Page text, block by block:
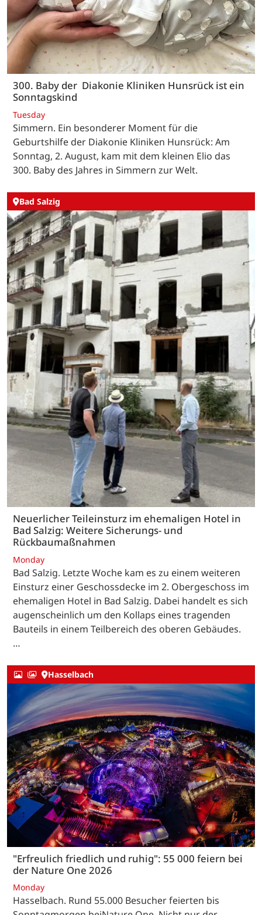
300. Baby der Diakonie Kliniken Hunsrück ist ein
Sonntagskind
Tuesday
Simmern. Ein besonderer Moment für die
Geburtshilfe der Diakonie Kliniken Hunsrück: Am
Sonntag, 2. August, kam mit dem kleinen Elio das
300. Baby des Jahres in Simmern zur Welt.
Bad Salzig
Neuerlicher Teileinsturz im ehemaligen Hotel in
Bad Salzig: Weitere Sicherungs- und
Rückbaumaßnahmen
Monday
Bad Salzig. Letzte Woche kam es zu einem weiteren
Einsturz einer Geschossdecke im 2. Obergeschoss im
ehemaligen Hotel in Bad Salzig. Dabei handelt es sich
augenscheinlich um den Kollaps eines tragenden
Bauteils in einem Teilbereich des oberen Gebäudes.
…
Hasselbach
"Erfreulich friedlich und ruhig": 55 000 feiern bei
der Nature One 2026
Monday
Hasselbach. Rund 55.000 Besucher feierten bis